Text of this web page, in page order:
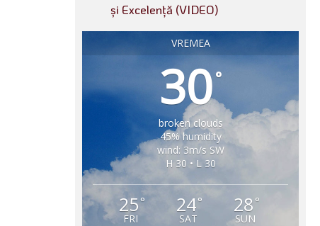
și Excelență (VIDEO)
VREMEA
30°
broken clouds
45% humidity
wind: 3m/s SW
H 30 • L 30
25°
FRI
24°
SAT
28 °
SUN